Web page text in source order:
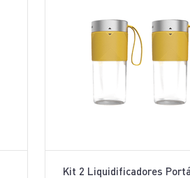
Kit 2 Liquidificadores